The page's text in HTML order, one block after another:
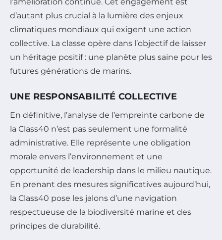
d’autant plus crucial à la lumière des enjeux
climatiques mondiaux qui exigent une action
collective. La classe opère dans l’objectif de laisser
un héritage positif : une planète plus saine pour les
futures générations de marins.
UNE RESPONSABILITÉ COLLECTIVE
En définitive, l’analyse de l’empreinte carbone de
la Class40 n’est pas seulement une formalité
administrative. Elle représente une obligation
morale envers l’environnement et une
opportunité de leadership dans le milieu nautique.
En prenant des mesures significatives aujourd’hui,
la Class40 pose les jalons d’une navigation
respectueuse de la biodiversité marine et des
principes de durabilité.